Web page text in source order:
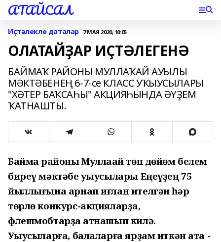
АТАЙСАЛ
Иҫтәлекле даталар 7 МАЯ 2020, 10:05
ОЛАТАЙҘАР ИҪТӘЛЕГЕНӘ
БАЙМАҠ РАЙОНЫ МУЛЛАҠАЙ АУЫЛЫ
МӘКТӘБЕНЕҢ 6-7-се КЛАСС УҠЫУСЫЛАРЫ
"ХӘТЕР БАҠСАҺЫ" АКЦИЯҺЫНДА ӘҮҘЕМ
ҠАТНАШТЫ.
Баймаҡ районы Муллаҡай төп дөйөм белем
биреү мәктәбе уҡыусылары Еңеүҙең 75
йыллығына арнап иғлан ителгән һәр
төрлө конкурс-акцияларҙа,
флешмобтарҙа ҡатнашып килә.
Уҡыусыларға, балаларға ярҙам иткән ата -